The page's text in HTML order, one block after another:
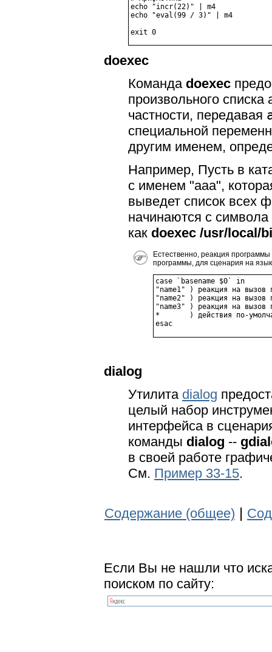
echo "incr(22)" | m4
echo "eval(99 / 3)" | m4
doexec
Команда doexec
произвольного
частности, передавая
специальной
другим именем,
Например, Пусть в
с именем "aaa",
выведет список всех
начинаются с символа
как doexec /usr/local/
Естественно, реакция
программы, для сценария на
case `basename $0` in
"name1" ) реакция на вызов
"name2" ) реакция на вызов
"name3" ) реакция на вызов
*       ) действия по-
dialog
Утилита dialog
целый набор
интерфейса в
команды dialog --
в своей работе
См. Пример 33-15.
Содержание (общее)
Если Вы не нашли что
поиском по сайту: